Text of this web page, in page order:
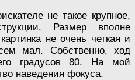
не такое крупное,
Размер вполне
не очень четкая и
мал. Собственно, ход
градусов 80. На мой
наведения фокуса.